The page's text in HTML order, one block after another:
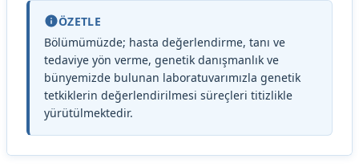
ÖZETLE
Bölümümüzde; hasta değerlendirme, tanı ve
tedaviye yön verme, genetik danışmanlık ve
bünyemizde bulunan laboratuvarımızla genetik
tetkiklerin değerlendirilmesi süreçleri titizlikle
yürütülmektedir.